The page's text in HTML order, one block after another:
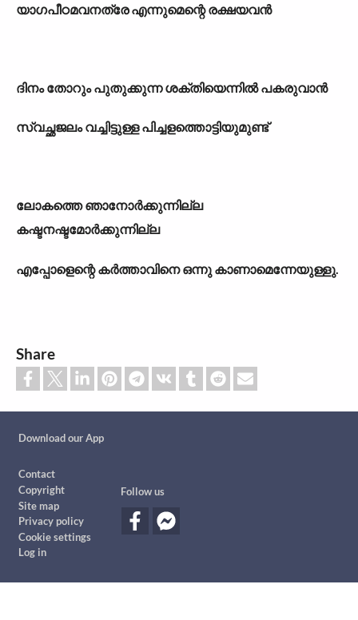
യാഗപീഠമവനത്രേ എന്നുമെന്റെ രക്ഷയവൻ
ദിനം തോറും പുതുക്കുന്ന ശക്തിയെന്നിൽ പകരുവാൻ
സ്വച്ഛജലം വച്ചിട്ടുള്ള പിച്ചളത്തൊട്ടിയുമുണ്ട്
ലോകത്തെ ഞാനോർക്കുന്നില്ല
കഷ്ടനഷ്ടമോർക്കുന്നില്ല
എപ്പോളെന്റെ കർത്താവിനെ ഒന്നു കാണാമെന്നേയുള്ളു.
Share
Download our App
Footer
Contact
Copyright
Site map
Privacy policy
Cookie settings
Log in
Follow us